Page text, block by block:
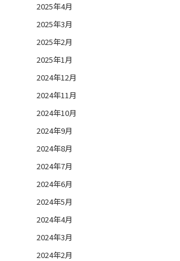
2025年4月
2025年3月
2025年2月
2025年1月
2024年12月
2024年11月
2024年10月
2024年9月
2024年8月
2024年7月
2024年6月
2024年5月
2024年4月
2024年3月
2024年2月